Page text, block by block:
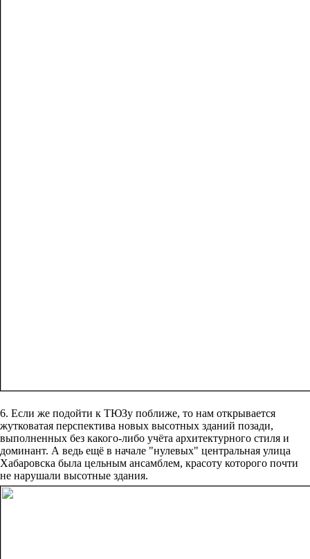
6. Если же подойти к ТЮЗу поближе, то нам открывается
жутковатая перспектива новых высотных зданий позади,
выполненных без какого-либо учёта архитектурного стиля и
доминант. А ведь ещё в начале "нулевых" центральная улица
Хабаровска была цельным ансамблем, красоту которого почти
не нарушали высотные здания.